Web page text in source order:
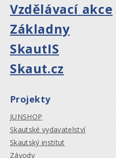
Vzdělávací akce
Základny
SkautIS
Skaut.cz
Projekty
JUNSHOP
Skautské vydavatelství
Skautský institut
Závody